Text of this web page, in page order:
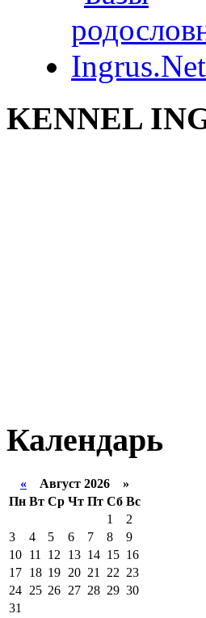
KENNEL
Календарь
« Август 2026 »
Пн Вт Ср Чт Пт Сб Вс
1
2
3
4 5 6 7 8
9
10 11 12 13 14 15 16
17 18 19 20 21 22 23
24 25 26 27 28 29 30
31